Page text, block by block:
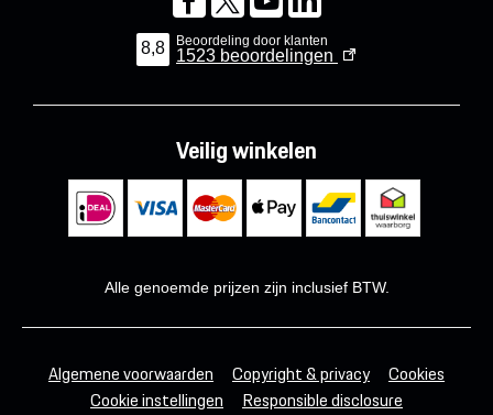
8,8 Beoordeling door klanten
1523 beoordelingen
Veilig winkelen
Alle genoemde prijzen zijn inclusief BTW.
Algemene voorwaarden Copyright & privacy
Cookies
Cookie instellingen
Responsible disclosure